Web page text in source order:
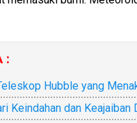
:
Hubble yang
Keindahan dan Keajaiban